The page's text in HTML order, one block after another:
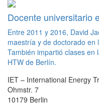
Docente universitario
Entre 2011 y 2016, David
maestría y de doctorado en
También impartió clases en
HTW de Berlín.
IET – International Energy
Ohmstr. 7
10179 Berlin